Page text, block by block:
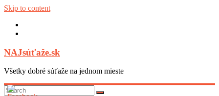
Skip to content
NAJsúťaže.sk
Všetky dobré súťaže na jednom mieste